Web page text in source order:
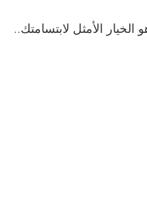
الخيار الأمثل لابتسامتك..